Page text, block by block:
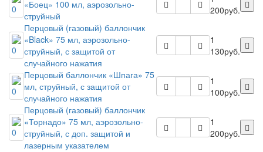
«Боец» 100 мл, аэрозольно-
струйный
200руб.
Перцовый (газовый) баллончик
«Black» 75 мл, аэрозольно-
струйный, с защитой от
случайного нажатия
1
130руб.
Перцовый баллончик «Шпага» 75
мл, струйный, с защитой от
случайного нажатия
1
100руб.
Перцовый (газовый) баллончик
«Торнадо» 75 мл, аэрозольно-
струйный, с доп. защитой и
лазерным указателем
1
200руб.